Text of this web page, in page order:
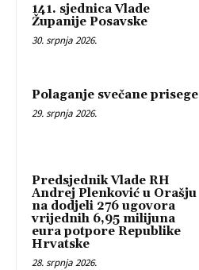
141. sjednica Vlade
Županije Posavske
30. srpnja 2026.
Polaganje svečane prisege
29. srpnja 2026.
Predsjednik Vlade RH
Andrej Plenković u Orašju
na dodjeli 276 ugovora
vrijednih 6,95 milijuna
eura potpore Republike
Hrvatske
28. srpnja 2026.